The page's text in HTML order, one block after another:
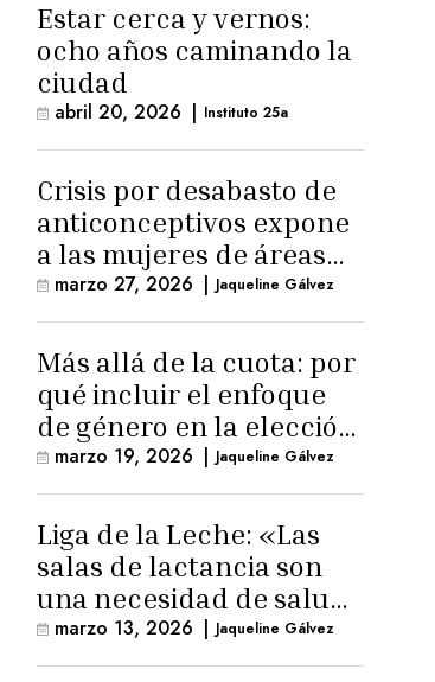
Estar cerca y vernos:
ocho años caminando la
ciudad
abril 20, 2026 | Instituto 25a
Crisis por desabasto de
anticonceptivos expone
a las mujeres de áreas
rurales
marzo 27, 2026 | Jaqueline Gálvez
Más allá de la cuota: por
qué incluir el enfoque
de género en la elección
de Fiscal General
marzo 19, 2026 | Jaqueline Gálvez
Liga de la Leche: «Las
salas de lactancia son
una necesidad de salud
pública»
marzo 13, 2026 | Jaqueline Gálvez